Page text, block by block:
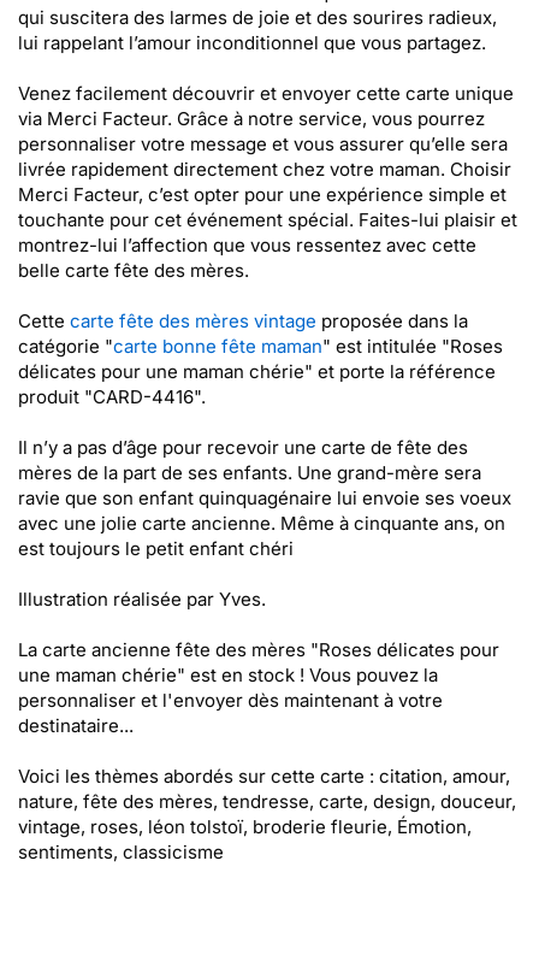
qui suscitera des larmes de joie et des sourires radieux,
lui rappelant l’amour inconditionnel que vous partagez.
Venez facilement découvrir et envoyer cette carte unique
via Merci Facteur. Grâce à notre service, vous pourrez
personnaliser votre message et vous assurer qu’elle sera
livrée rapidement directement chez votre maman. Choisir
Merci Facteur, c’est opter pour une expérience simple et
touchante pour cet événement spécial. Faites-lui plaisir et
montrez-lui l’affection que vous ressentez avec cette
belle carte fête des mères.
Cette carte fête des mères vintage proposée dans la
catégorie "carte bonne fête maman" est intitulée "Roses
délicates pour une maman chérie" et porte la référence
produit "CARD-4416".
Il n’y a pas d’âge pour recevoir une carte de fête des
mères de la part de ses enfants. Une grand-mère sera
ravie que son enfant quinquagénaire lui envoie ses voeux
avec une jolie carte ancienne. Même à cinquante ans, on
est toujours le petit enfant chéri
Illustration réalisée par Yves.
La carte ancienne fête des mères "Roses délicates pour
une maman chérie" est en stock ! Vous pouvez la
personnaliser et l'envoyer dès maintenant à votre
destinataire...
Voici les thèmes abordés sur cette carte : citation, amour,
nature, fête des mères, tendresse, carte, design, douceur,
vintage, roses, léon tolstoï, broderie fleurie, Émotion,
sentiments, classicisme